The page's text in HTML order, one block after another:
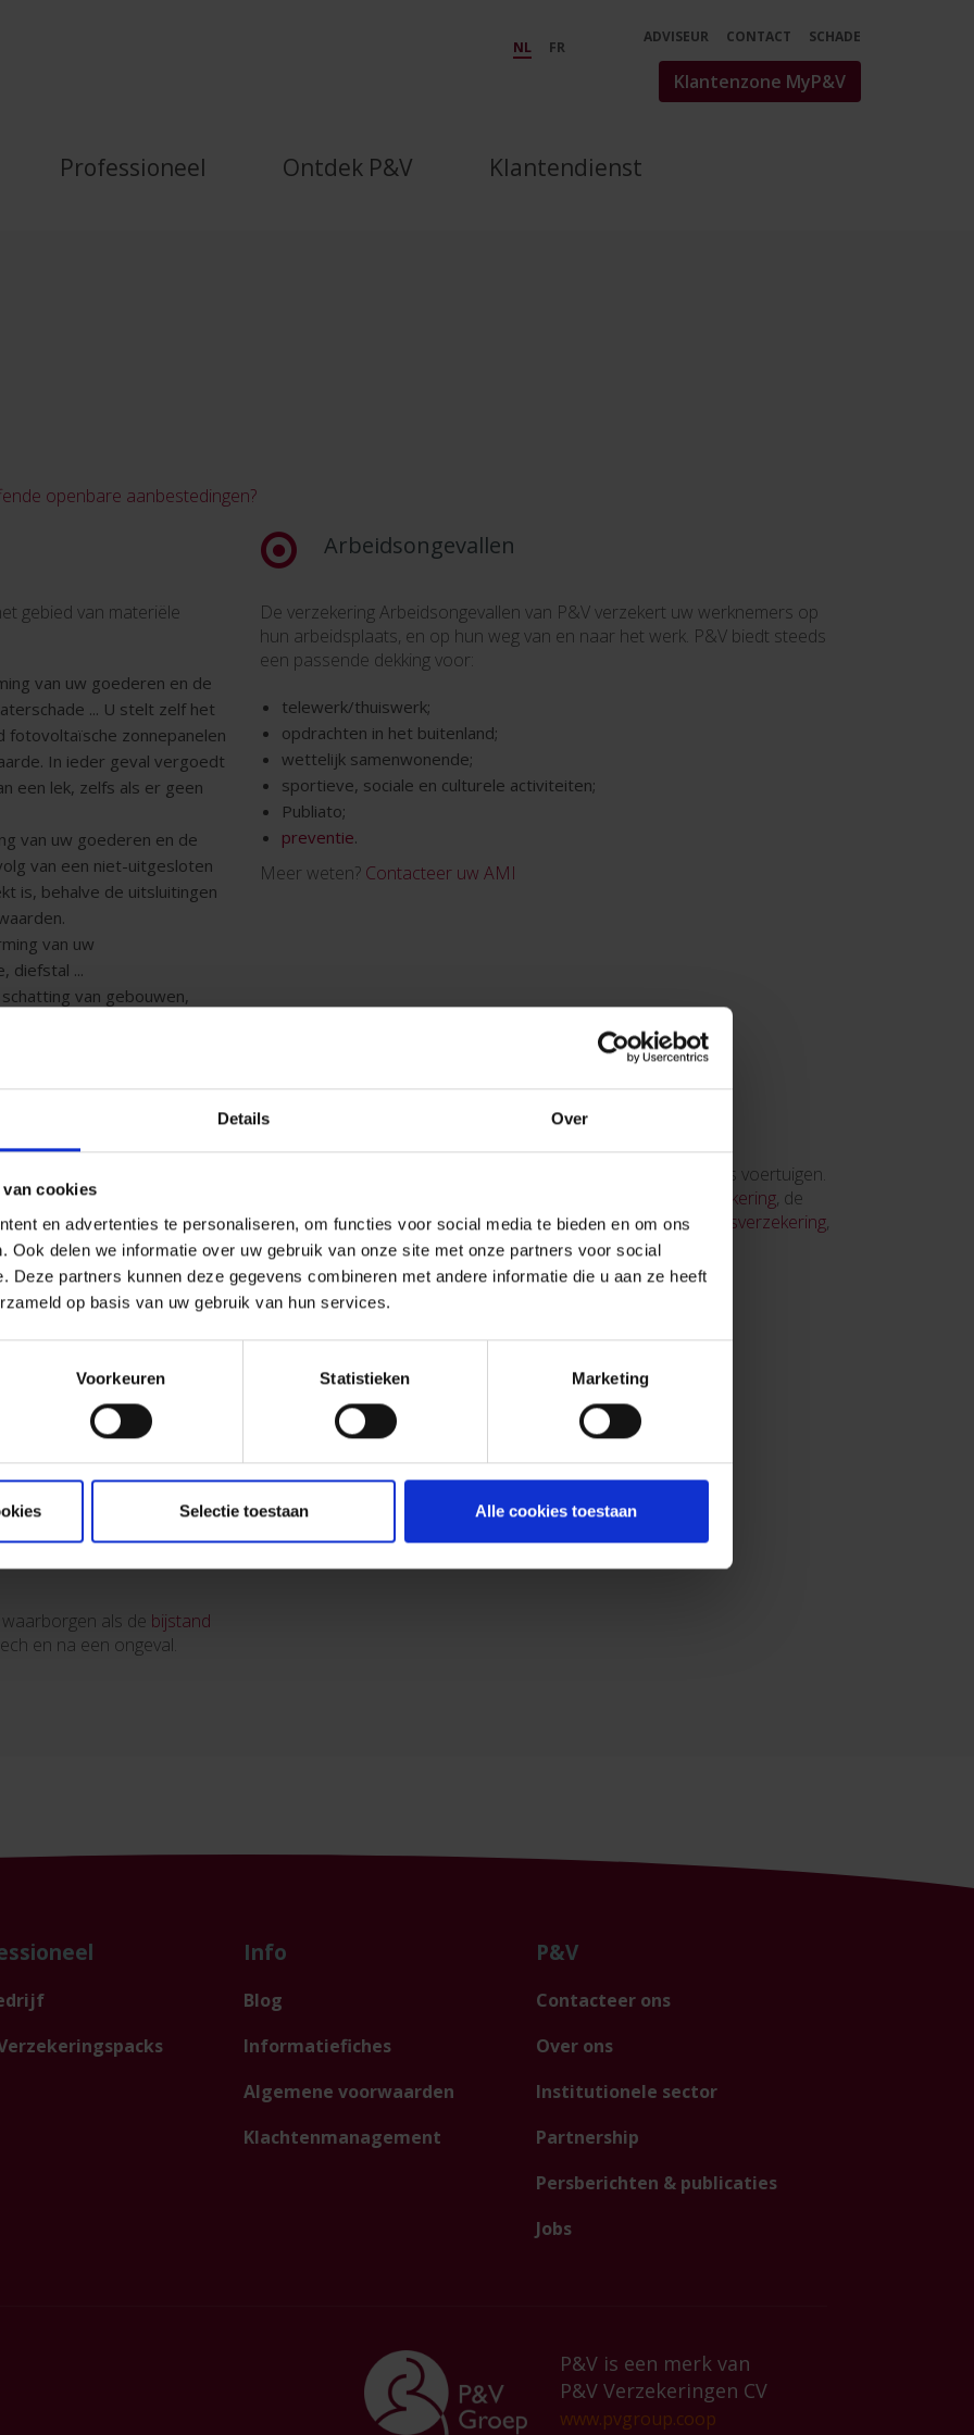
Details Over
cookies
en advertenties te personaliseren, om functies voor social media te bieden en om ons
Ook delen we informatie over uw gebruik van onze site met onze partners voor social
Deze partners kunnen deze gegevens combineren met andere informatie die u aan ze heeft
op basis van uw gebruik van hun services.
Voorkeuren Statistieken Marketing
Selectie toestaan Alle cookies toestaan
NL FR
ADVISEUR CONTACT SCHADE
Klantenzone MyP&V
Professioneel Ontdek P&V Klantendienst
openbare aanbestedingen?
gebied van materiële
van uw goederen en de
... U stelt zelf het
fotovoltaïsche zonnepanelen
In ieder geval vergoedt
een lek, zelfs als er geen
van uw goederen en de
van een niet-uitgesloten
is, behalve de uitsluitingen
van uw
diefstal ...
van gebouwen,
Arbeidsongevallen
De verzekering Arbeidsongevallen van P&V verzekert uw werknemers op
hun arbeidsplaats, en op hun weg van en naar het werk. P&V biedt steeds
een passende dekking voor:
telewerk/thuiswerk;
opdrachten in het buitenland;
wettelijk samenwonende;
sportieve, sociale en culturele activiteiten;
Publiato;
preventie.
Meer weten? Contacteer uw AMI
wij verschillende
de Overheidsinstellingen:
passen en die
veroorzaken.
dekking voor uw activiteiten
oplossing voor scholen
P&V biedt een aangepaste en optimale dekking voor alle types voertuigen.
BA-autoverzekering, de
mini-omnium, deomnium, de rechtsbijstanden debestuurdersverzekering,
bieden wij:
dekking ingebouwd materiaal;
dekking Omnium opdracht;
premievermindering in functie van afgelegde kilometers;
versnelde expertises bij ongevallen.
Meer weten?Contacteer uw AMI
als de bijstand
en na een ongeval.
Info
Blog
Informatiefiches
Algemene voorwaarden
Klachtenmanagement
P&V
Contacteer ons
Over ons
Institutionele sector
Partnership
Persberichten & publicaties
Jobs
P&V is een merk van
P&V Verzekeringen CV
www.pvgroup.coop